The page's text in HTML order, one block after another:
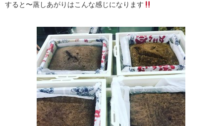
すると〜蒸しあがりはこんな感じになります